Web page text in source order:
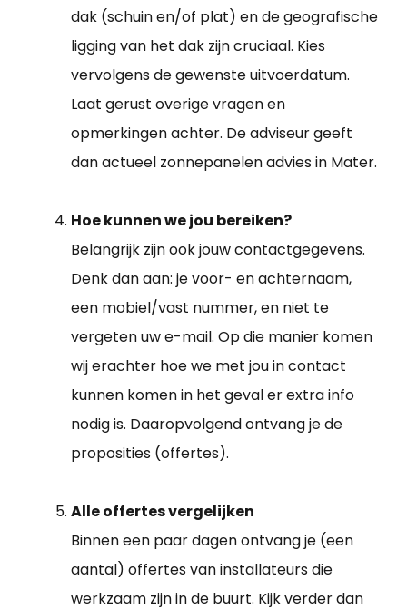
dak (schuin en/of plat) en de geografische
ligging van het dak zijn cruciaal. Kies
vervolgens de gewenste uitvoerdatum.
Laat gerust overige vragen en
opmerkingen achter. De adviseur geeft
dan actueel zonnepanelen advies in Mater.
Hoe kunnen we jou bereiken?
Belangrijk zijn ook jouw contactgegevens.
Denk dan aan: je voor- en achternaam,
een mobiel/vast nummer, en niet te
vergeten uw e-mail. Op die manier komen
wij erachter hoe we met jou in contact
kunnen komen in het geval er extra info
nodig is. Daaropvolgend ontvang je de
proposities (offertes).
Alle offertes vergelijken
Binnen een paar dagen ontvang je (een
aantal) offertes van installateurs die
werkzaam zijn in de buurt. Kijk verder dan